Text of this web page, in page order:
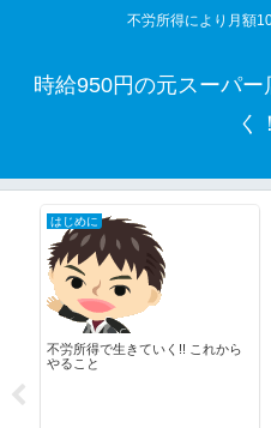
不労所得により月額
時給950円の元スーパ
く！
はじめに
不労所得で生きていく!! これから
やること